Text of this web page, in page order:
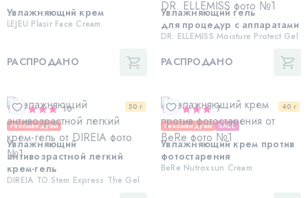
Увлажняющий крем
LEJEU Plasir Face Cream
РАСПРОДАНО
Увлажняющий гель
для процедур c аппаратами
DR. ELLEMISS Moisture Protect Gel
РАСПРОДАНО
50 г
10
Рекомендуем
Увлажняющий
антивозрастной легкий
крем-гель
DIREIA TO Stem Express The Gel
40 г
7
Рекомендуем SALE
Увлажняющий крем против
фотостарения
BeRe Nutroxsun Cream